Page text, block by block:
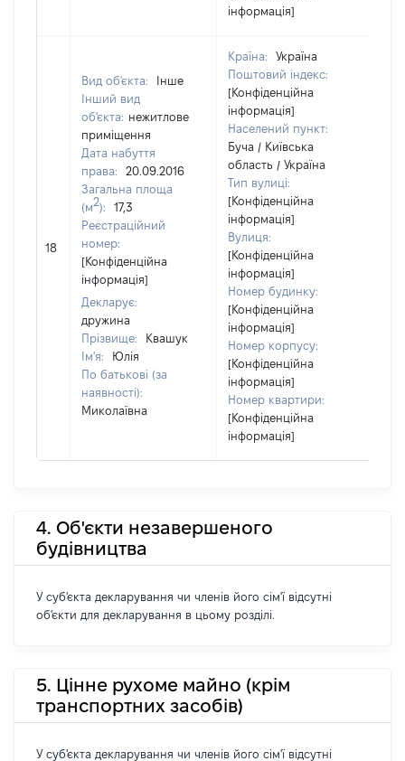
інформація]
18
Вид об'єкта:
Інше
Інший вид
об'єкта: нежитлове
приміщення
Дата набуття
права:
20.09.2016
Загальна площа
(м2):
17,3
Реєстраційний
номер:
[Конфіденційна
інформація]
Декларує:
дружина
Прізвище:
Квашук
Ім'я:
Юлія
По батькові (за
наявності):
Миколаївна
Країна:
Україна
Поштовий індекс:
[Конфіденційна
інформація]
Населений пункт:
Буча / Київська
область / Україна
Тип вулиці:
[Конфіденційна
інформація]
Вулиця:
[Конфіденційна
інформація]
Номер будинку:
[Конфіденційна
інформація]
Номер корпусу:
[Конфіденційна
інформація]
Номер квартири:
[Конфіденційна
інформація]
4. Об'єкти незавершеного
будівництва
У суб'єкта декларування чи членів його сім'ї відсутні
об'єкти для декларування в цьому розділі.
5. Цінне рухоме майно (крім
транспортних засобів)
У суб'єкта декларування чи членів його сім'ї відсутні